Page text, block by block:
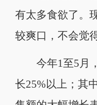
有太多食欲了。
较爽口，不会觉
今年1至5月，
长25%以上；其